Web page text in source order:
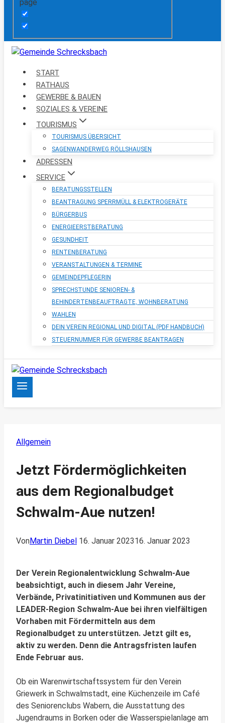
page
START
RATHAUS
GEWERBE & BAUEN
SOZIALES & VEREINE
TOURISMUS
TOURISMUS ÜBERSICHT
SAGENWANDERWEG RÖLLSHAUSEN
ADRESSEN
SERVICE
BERATUNGSSTELLEN
BEANTRAGUNG SPERRMÜLL & ELEKTROGERÄTE
BÜRGERBUS
ENERGIEERSTBERATUNG
GESUNDHEIT
RENTENBERATUNG
VERANSTALTUNGEN & TERMINE
GEMEINDEPFLEGERIN
SPRECHSTUNDE SENIOREN- &
BEHINDERTENBEAUFTRAGTE, WOHNBERATUNG
WAHLEN
DEIN VEREIN REGIONAL UND DIGITAL (PDF HANDBUCH)
STEUERNUMMER FÜR GEWERBE BEANTRAGEN
Allgemein
Jetzt Fördermöglichkeiten
aus dem Regionalbudget
Schwalm-Aue nutzen!
VonMartin Diebel 16. Januar 202316. Januar 2023
Der Verein Regionalentwicklung Schwalm-Aue
beabsichtigt, auch in diesem Jahr Vereine,
Verbände, Privatinitiativen und Kommunen aus der
LEADER-Region Schwalm-Aue bei ihren vielfältigen
Vorhaben mit Fördermitteln aus dem
Regionalbudget zu unterstützen. Jetzt gilt es,
aktiv zu werden. Denn die Antragsfristen laufen
Ende Februar aus.
Ob ein Warenwirtschaftssystem für den Verein
Griewerk in Schwalmstadt, eine Küchenzeile im Café
des Seniorenclubs Wabern, die Ausstattung des
Jugendraums in Borken oder die Wasserspielanlage am